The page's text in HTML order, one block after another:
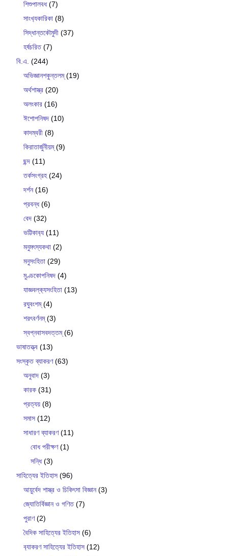
শিশুপালবধ(7)
সাংখ‍্যকারিকা (8)
সিদ্ধান্তকৌমুদী (37)
হর্ষচরিত(7)
বি.এ. (244)
অভিজ্ঞানশকুন্তলম্(19)
অর্থশাস্ত্র (20)
অলংকার (16)
ঈশোপনিষদ (10)
কাদম্বরী (8)
কিরাতার্জুনীয়ম্(9)
ছন্দ (11)
তর্কসংগ্রহ(24)
দর্শন(16)
প্রবন্ধ(6)
বেদ (32)
ভট্টিকাব‍্য (11)
মনুমৎস্যকথা (2)
মনুসংহিতা (29)
মুণ্ডকোপনিষদ (4)
যাজ্ঞবল্ক‍্যসংহিতা (13)
রঘুবংশম্(4)
শরৎবর্ণনম্(3)
স্বপ্নবাসবদত্তম্(6)
ভাষাতত্ত্ব (13)
সংস্কৃত ব্যাকরণ(63)
অনুবাদ (3)
কারক (31)
প্রত্যয় (8)
সমাস (12)
সাধারণ ব্যাকরণ(11)
বোধ পরীক্ষণ(1)
সন্ধি(3)
সাহিত্যের ইতিহাস (96)
আয়ুর্বেদ শাস্ত্র ও চিকিৎসা বিজ্ঞান(3)
জ্যোতির্বিজ্ঞান ও গণিত(7)
পুরাণ(2)
বৈদিক সাহিত্যের ইতিহাস (6)
ব‍্যাকরণ সাহিত‍্যের ইতিহাস (12)